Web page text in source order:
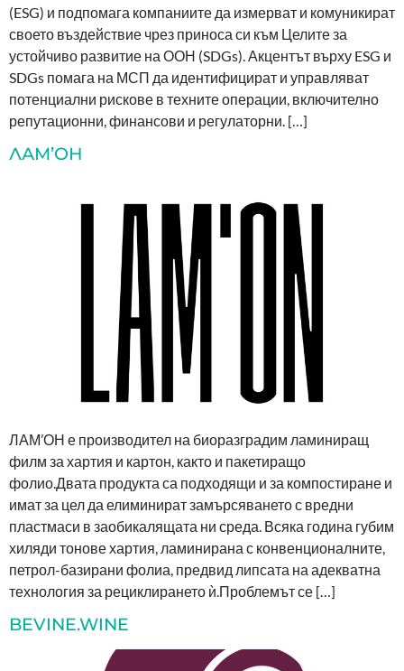
(ESG) и подпомага компаниите да измерват и комуникират
своето въздействие чрез приноса си към Целите за
устойчиво развитие на ООН (SDGs). Акцентът върху ESG и
SDGs помага на МСП да идентифицират и управляват
потенциални рискове в техните операции, включително
репутационни, финансови и регулаторни. […]
ЛАМ’ОН
ЛАМ’ОН е производител на биоразградим ламиниращ
филм за хартия и картон, както и пакетиращо
фолио.Двата продукта са подходящи и за компостиране и
имат за цел да елиминират замърсяването с вредни
пластмаси в заобикалящата ни среда. Всяка година губим
хиляди тонове хартия, ламинирана с конвенционалните,
петрол-базирани фолиа, предвид липсата на адекватна
технология за рециклирането ѝ.Проблемът се […]
BEVINE.WINE